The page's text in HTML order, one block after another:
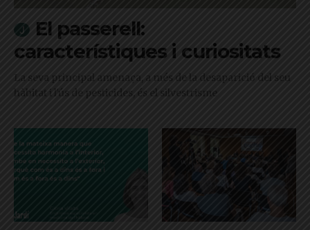
El passerell:
característiques i curiositats
La seva principal amenaça, a més de la desaparició del seu
hàbitat i l'ús de pesticides, és el silvestrisme